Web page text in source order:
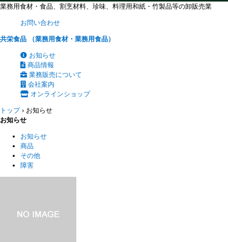
業務用食材・食品、割烹材料、珍味、料理用和紙・竹製品等の卸販売業
お問い合わせ
共栄食品 （業務用食材・業務用食品）
お知らせ
商品情報
業務販売について
会社案内
オンラインショップ
トップ› お知らせ
お知らせ
お知らせ
商品
その他
障害